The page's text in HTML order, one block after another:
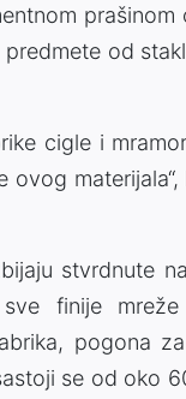
od
cigle i
ovog
stvrdnute
sve finije
pogona
se od oko